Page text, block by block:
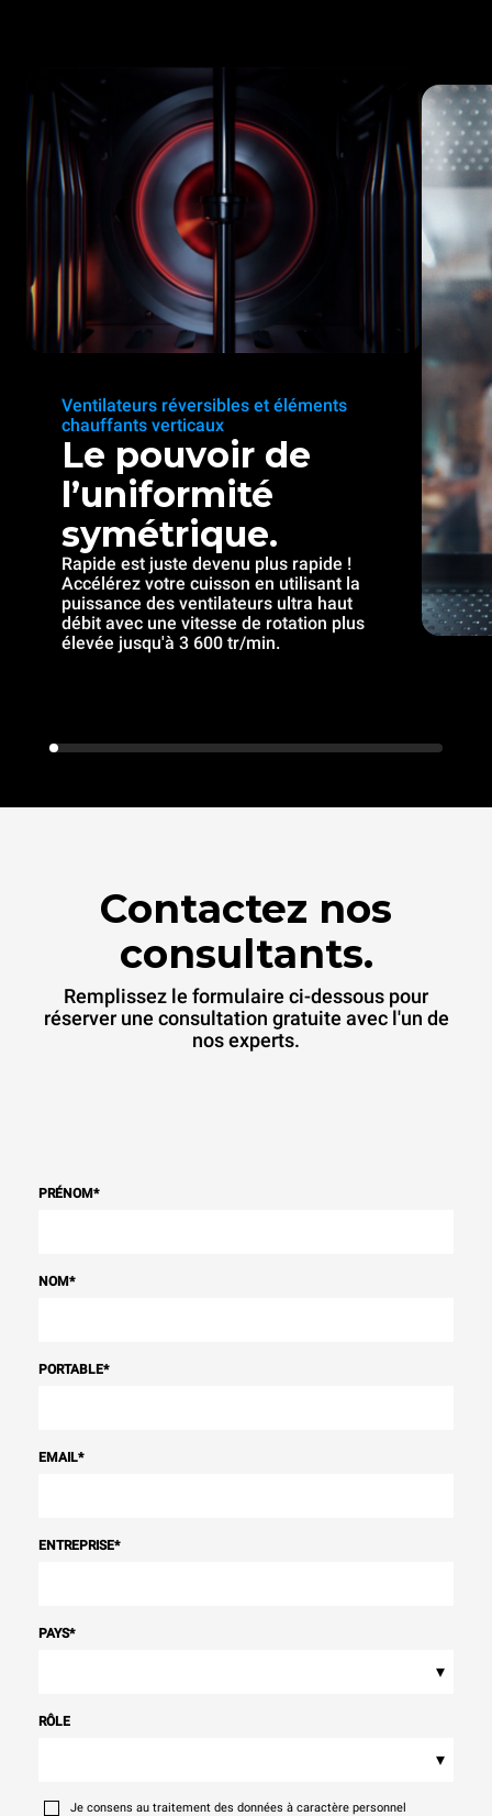
Ventilateurs réversibles et éléments
chauffants verticaux
Le pouvoir de
l’uniformité
symétrique.
Rapide est juste devenu plus rapide !
Accélérez votre cuisson en utilisant la
puissance des ventilateurs ultra haut
débit avec une vitesse de rotation plus
élevée jusqu'à 3 600 tr/min.
Contactez nos
consultants.
Remplissez le formulaire ci-dessous pour
réserver une consultation gratuite avec l'un de
nos experts.
PRÉNOM*
NOM*
PORTABLE*
EMAIL*
ENTREPRISE*
PAYS*
▾
RÔLE
▾
Je consens au traitement des données à caractère personnel